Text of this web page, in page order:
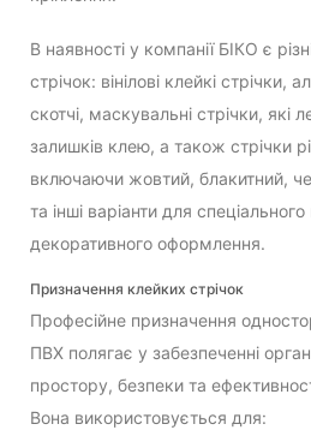
В наявності у компанії БІКО є
стрічок: вінілові клейкі стрічки,
скотчі, маскувальні стрічки, які
залишків клею, а також стрічки
включаючи жовтий, блакитний,
та інші варіанти для
декоративного оформлення.
Призначення клейких стрічок
Професійне призначення
ПВХ полягає у забезпеченні
простору, безпеки та
Вона використовується для: